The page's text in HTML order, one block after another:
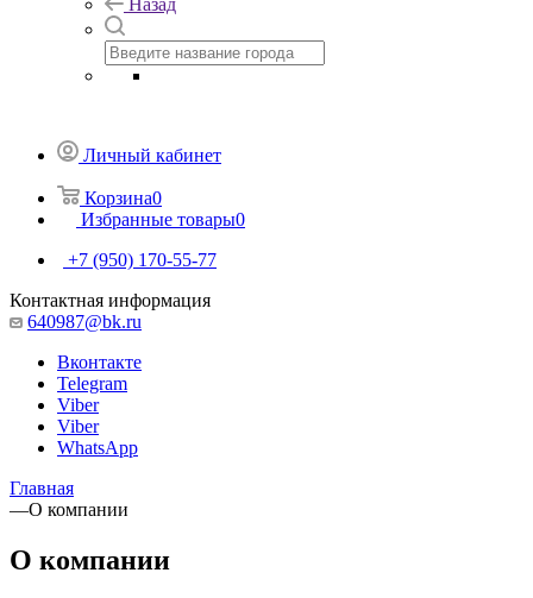
Назад
Личный кабинет
Корзина0
Избранные товары0
+7 (950) 170-55-77
Контактная информация
640987@bk.ru
Вконтакте
Telegram
Viber
Viber
WhatsApp
Главная
—О компании
О компании